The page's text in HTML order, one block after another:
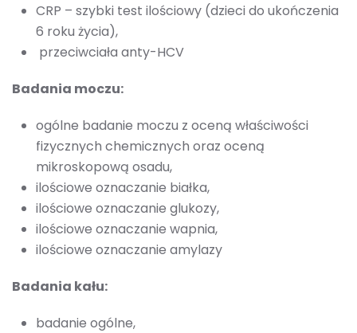
CRP – szybki test ilościowy (dzieci do ukończenia
6 roku życia),
przeciwciała anty-HCV
Badania moczu:
ogólne badanie moczu z oceną właściwości
fizycznych chemicznych oraz oceną
mikroskopową osadu,
ilościowe oznaczanie białka,
ilościowe oznaczanie glukozy,
ilościowe oznaczanie wapnia,
ilościowe oznaczanie amylazy
Badania kału:
badanie ogólne,